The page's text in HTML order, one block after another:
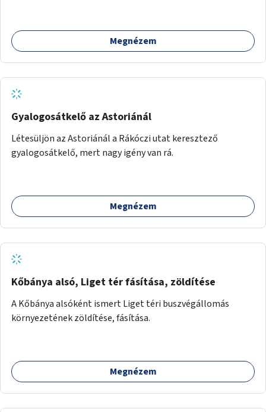
Megnézem
Gyalogosátkelő az Astoriánál
Létesüljön az Astoriánál a Rákóczi utat keresztező
gyalogosátkelő, mert nagy igény van rá.
Megnézem
Kőbánya alsó, Liget tér fásítása, zöldítése
A Kőbánya alsóként ismert Liget téri buszvégállomás
környezetének zöldítése, fásítása.
Megnézem